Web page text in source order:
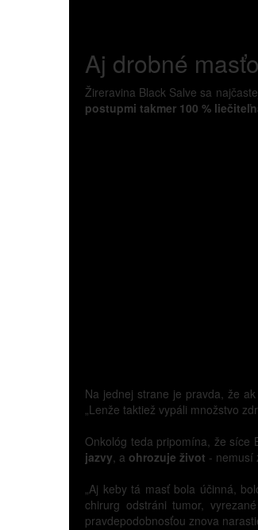
Aj drobné
Žireravina Black Salve sa
postupmi takmer 100 %
Na jednej strane je pravda, že
„Lenže taktiež vypáli množstvo
Onkológ teda pripomína, že síce
jazvy, a ohrozuje život - nemusí
„Aj keby tá masť bola účinná,
chirurg odstráni tumor,
pravdepodobnosťou znova